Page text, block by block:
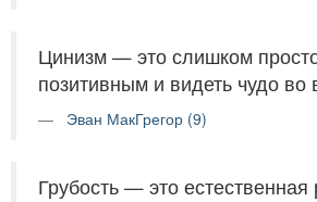
Цинизм — это слишком
позитивным и видеть чудо во
Эван МакГрегор (9)
Грубость — это